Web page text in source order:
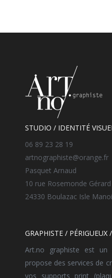
STUDIO / IDENTITÉ
06 89 23 28 19
artnographiste@orange.fr
Pasquet Arnaud
10 rue Rosemonde Gérard
24330 Boulazac Isle
GRAPHISTE /
Art.no graphiste est un
propose des services de
vos supports print